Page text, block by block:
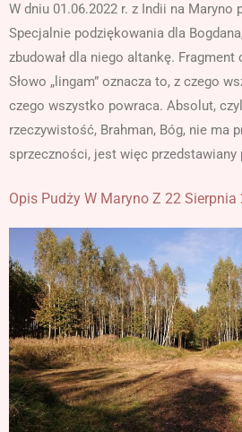
W dniu 01.06.2022 r. z Indii na Maryno
Specjalnie podziękowania dla
zbudował dla niego altankę.
Słowo „lingam” oznacza to, z czego
czego wszystko powraca. Absolut,
rzeczywistość, Brahman, Bóg, nie ma
sprzeczności, jest więc przedstawiany
Opis Pudży W Maryno Z 22 Sierpnia